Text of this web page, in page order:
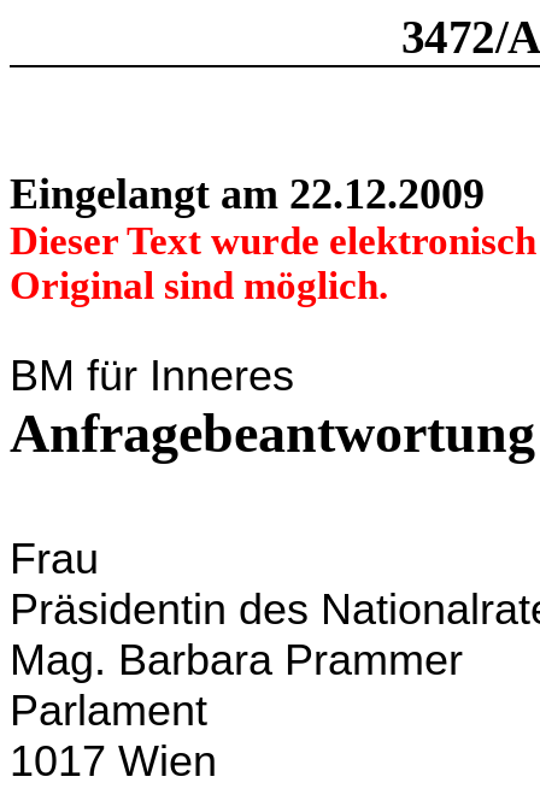
3472/
Eingelangt am 22.12.2009
Dieser Text wurde
Original sind möglich.
BM für Inneres
Anfragebeantwortung
Frau
Präsidentin des
Mag. Barbara Prammer
Parlament
1017 Wien